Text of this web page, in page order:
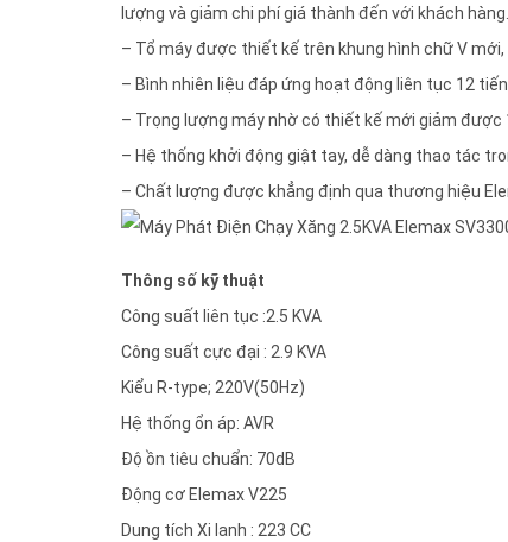
lượng và giảm chi phí giá thành đến với khách hàng.
– Tổ máy được thiết kế trên khung hình chữ V mới,
– Bình nhiên liệu đáp ứng hoạt động liên tục 12
– Trọng lượng máy nhờ có thiết kế mới giảm được
– Hệ thống khởi động giật tay, dễ dàng thao tác
– Chất lượng được khẳng định qua thương hiệu
Thông số kỹ thuật
Công suất liên tục :2.5 KVA
Công suất cực đại : 2.9 KVA
Kiểu R-type; 220V(50Hz)
Hệ thống ổn áp: AVR
Độ ồn tiêu chuẩn: 70dB
Động cơ Elemax V225
Dung tích Xi lanh : 223 CC